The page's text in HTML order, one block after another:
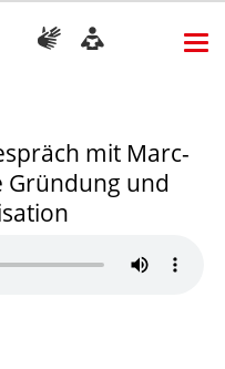
mit Marc-
Gründung und